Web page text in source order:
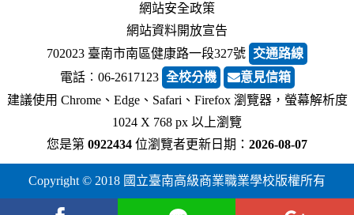
網站安全政策
網站資料開放宣告
702023 臺南市南區健康路一段327號 交通路線
電話︰06-2617123 全校分機
意見信箱
建議使用 Chrome、Edge、Safari、Firefox 瀏覽器，螢幕解析度
1024 X 768 px 以上瀏覽
您是第 0922434 位瀏覽者更新日期： 2026-08-07
Copyright © 2018 國立臺南高級商業職業學校版權所有